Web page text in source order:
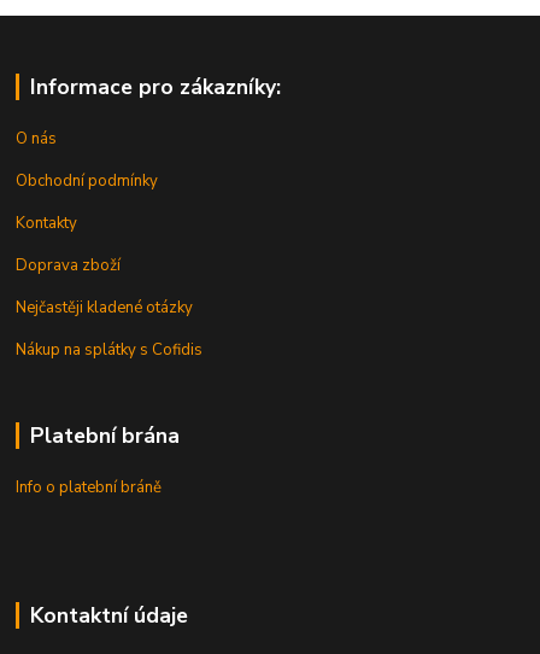
Informace pro zákazníky:
O nás
Obchodní podmínky
Kontakty
Doprava zboží
Nejčastěji kladené otázky
Nákup na splátky s Cofidis
Platební brána
Info o platební bráně
Kontaktní údaje